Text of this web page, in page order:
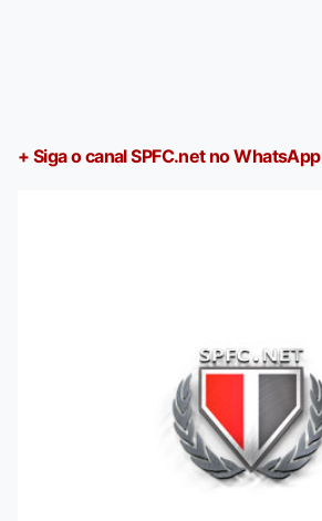
+ Siga o canal SPFC.net no WhatsApp